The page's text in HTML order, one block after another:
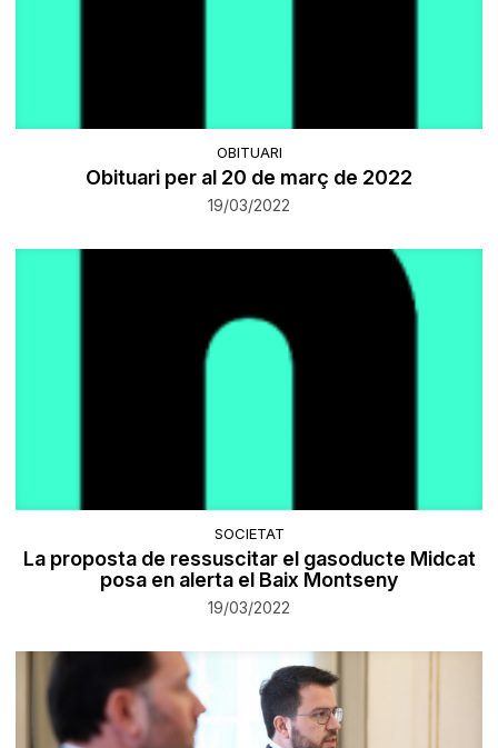
OBITUARI
Obituari per al 20 de març de 2022
19/03/2022
SOCIETAT
La proposta de ressuscitar el gasoducte Midcat
posa en alerta el Baix Montseny
19/03/2022